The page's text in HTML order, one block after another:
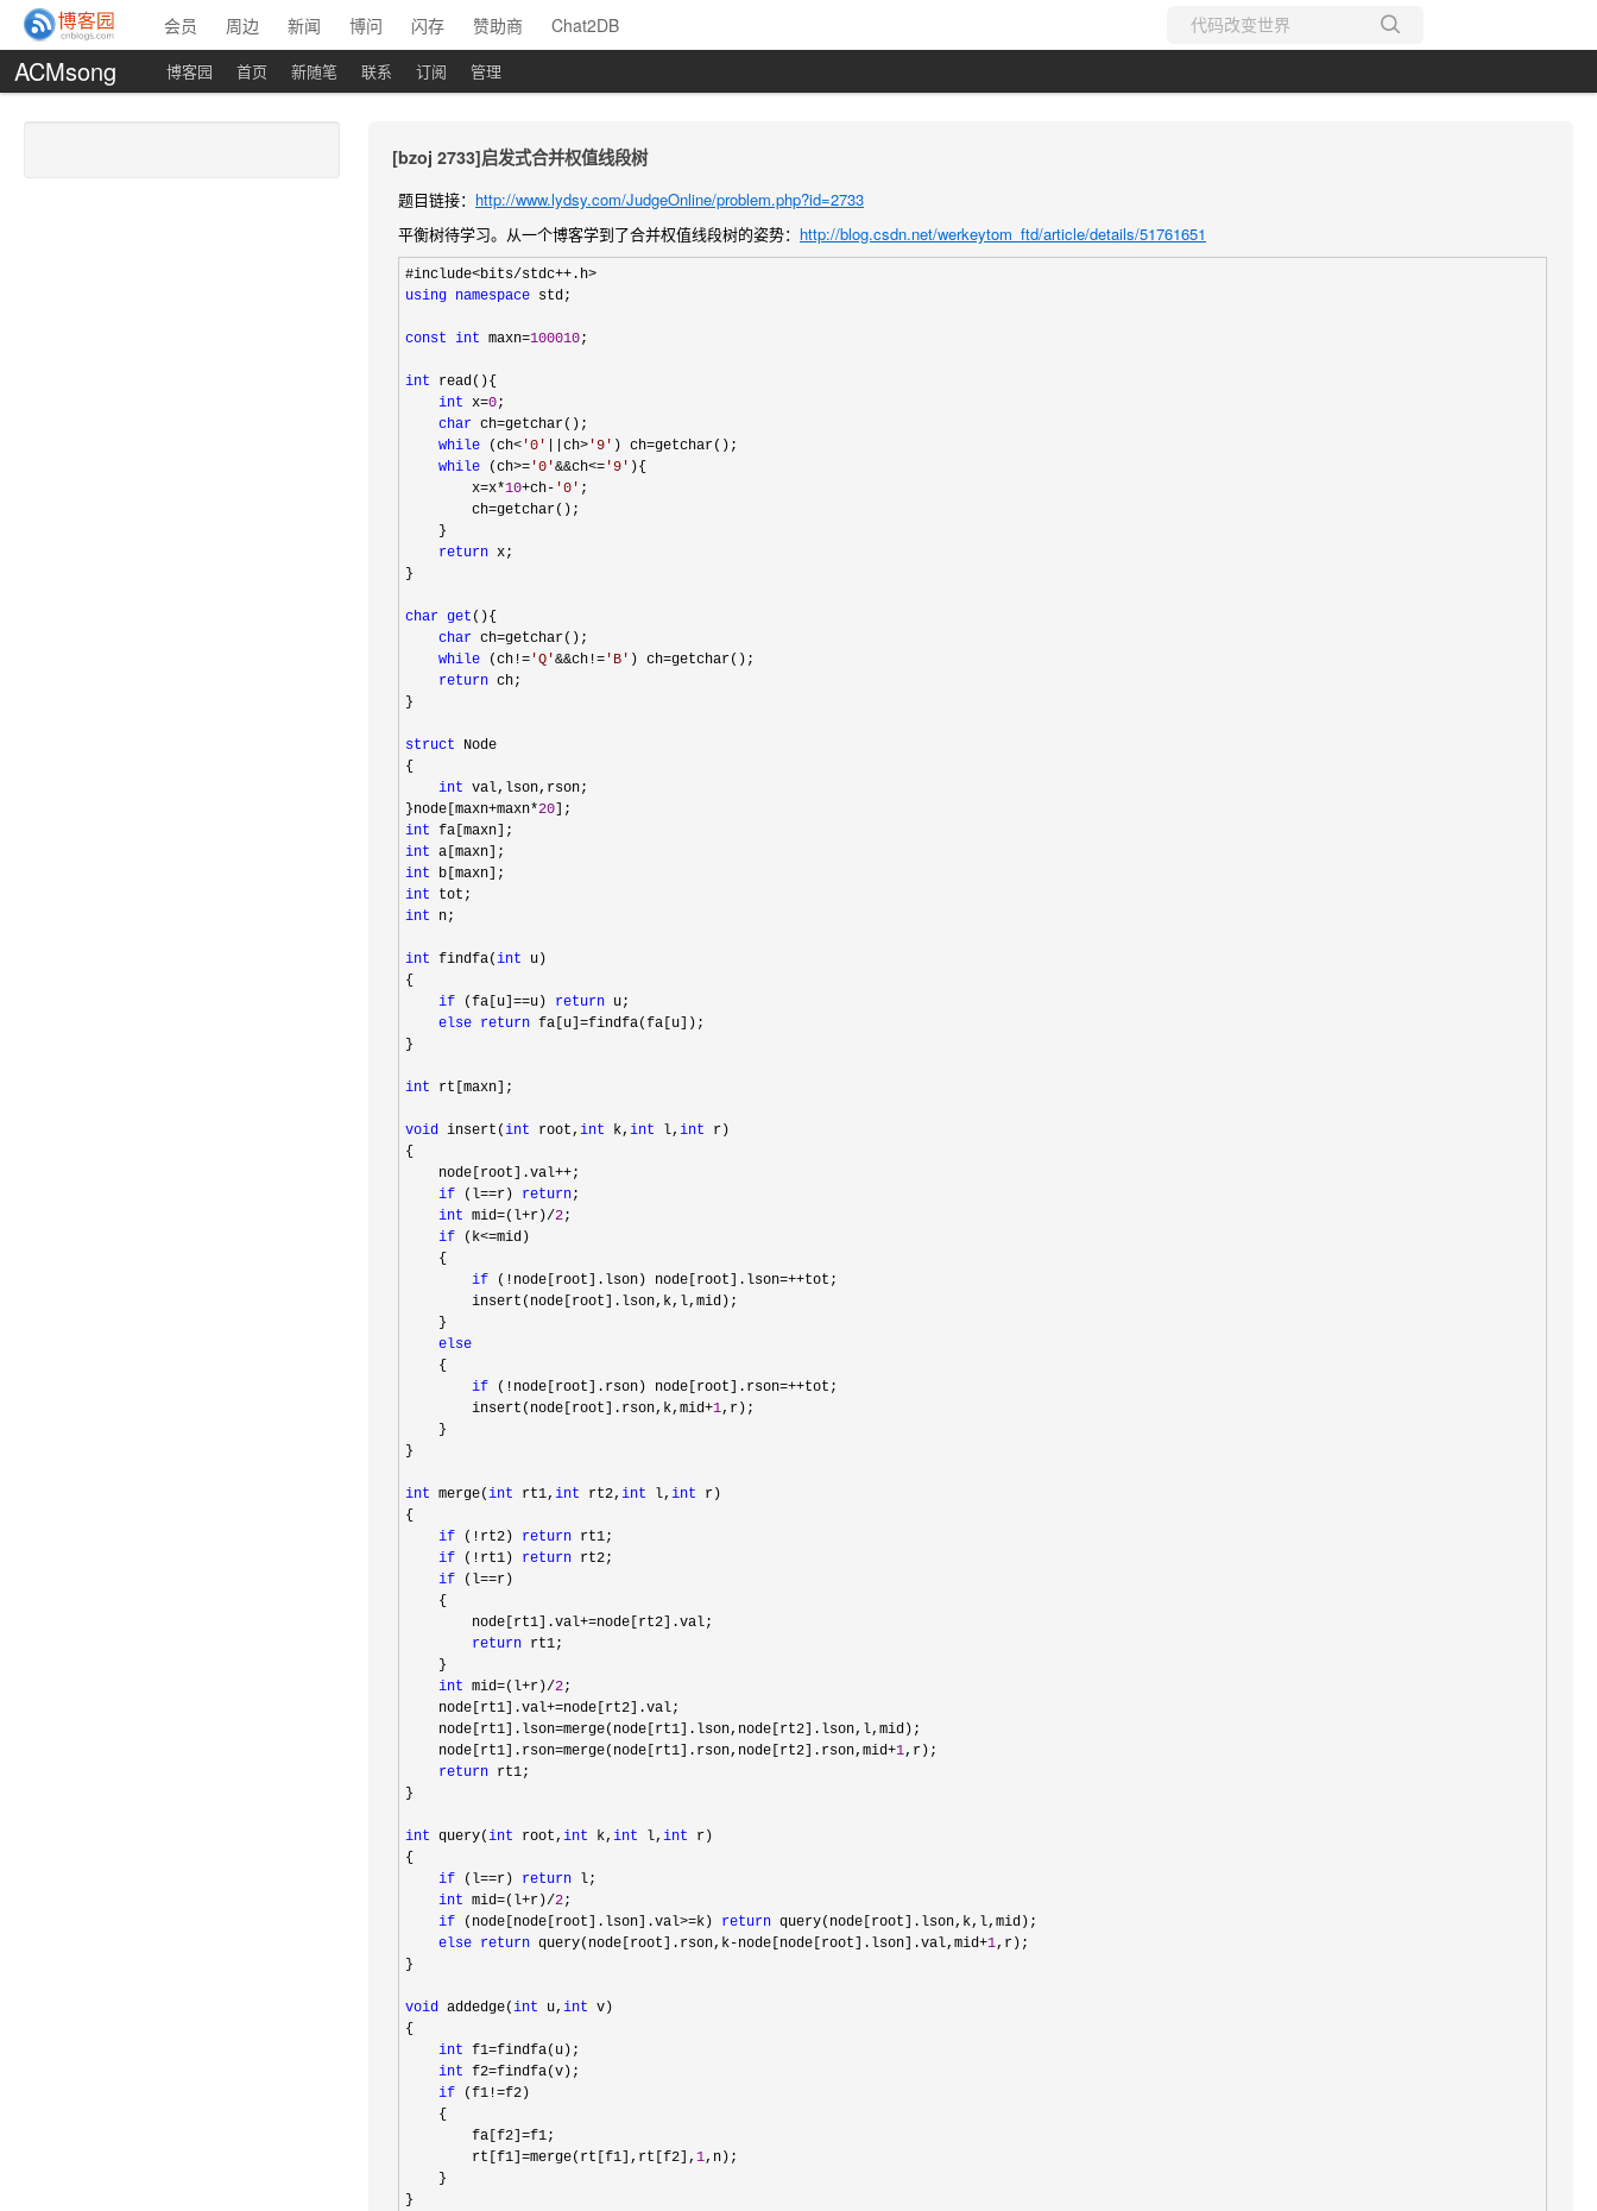
会员 周边 新闻 博问 闪存 赞助商 Chat2DB
ACMsong 博客园 首页 新随笔 联系 订阅 管理
[bzoj 2733]启发式合并权值线段树
题目链接： http://www.lydsy.com/JudgeOnline/problem.php?id=2733
平衡树待学习。从一个博客学到了合并权值线段树的姿势： http://blog.csdn.net/werkeytom_ftd/article/details/51761651
using namespace std;
const int maxn=100010;
int read(){
int x=0;
char ch=getchar();
while (ch< '0 ' ||ch> '9 ' ) ch=getchar();
while (ch>= '0 '&&ch<= '9 ' ){
        x
=x*10+ch- '0 ' ;
        ch
=getchar();
    }
return x;
}
char get (){
char ch=getchar();
while (ch!= 'Q '&&ch!= ' B ' ) ch=getchar();
return ch;
}
struct Node
{
int val,lson,rson;
}node[maxn+maxn*20
int
int
int
int
int n;
int findfa(int u)
{
if (fa[u]==u) return u;
else return fa[u]=findfa(fa[u]);
}
int rt[maxn];
void insert(int root, int k, int l, int r)
{
    node[root].val
++;
if (l==r) return;
int mid=(l+r)/2;
if (k<=mid)
    {
if (!node[root].lson) node[root].lson=++tot;
        insert(node[root].lson,k,l,mid);
    }
else
    {
if (!node[root].rson) node[root].rson=++tot;
        insert(node[root].rson,k,mid
+1,r);
    }
}
int merge(int rt1, int rt2, int l, int r)
{
if (!rt2) return rt1;
if (!rt1) return rt2;
if (l==r)
    {
        node[rt1].val
+=node[rt2].val;
return rt1;
    }
int mid=(l+r)/2;
    node[rt1].val
+=node[rt2].val;
    node[rt1].lson
=merge(node[rt1].lson,node[rt2].lson,l,mid);
    node[rt1].rson
=merge(node[rt1].rson,node[rt2].rson,mid+1,r);
return rt1;
}
int query(int root, int k, int l, int r)
{
if (l==r) return l;
int mid=(l+r)/2;
if (node[node[root].lson].val>=k) return query(node[root].lson,k,l,mid);
else return query(node[root].rson,k-node[node[root].lson].val,mid+1,r);
}
void addedge(int u, int v)
{
int f1=findfa(u);
int f2=findfa(v);
if (f1!=f2)
    {
        fa[f2]
=f1;
        rt[f1]
=merge(rt[f1],rt[f2], 1,n);
    }
}